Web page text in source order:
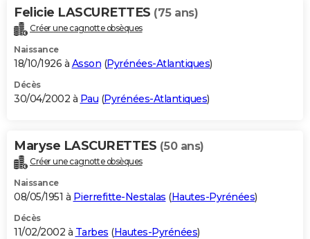
Felicie LASCURETTES (75 ans)
Créer une cagnotte obsèques
Naissance
18/10/1926 à Asson (Pyrénées-Atlantiques)
Décès
30/04/2002 à Pau (Pyrénées-Atlantiques)
Maryse LASCURETTES (50 ans)
Créer une cagnotte obsèques
Naissance
08/05/1951 à Pierrefitte-Nestalas (Hautes-Pyrénées)
Décès
11/02/2002 à Tarbes (Hautes-Pyrénées)